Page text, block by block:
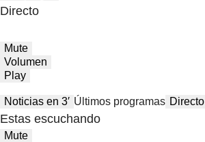
Directo
Mute
Volumen
Play
Noticias en 3′ Últimos programas Directo
Estas escuchando
Mute